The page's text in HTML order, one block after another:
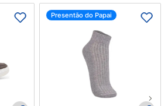
Presentão do Papai